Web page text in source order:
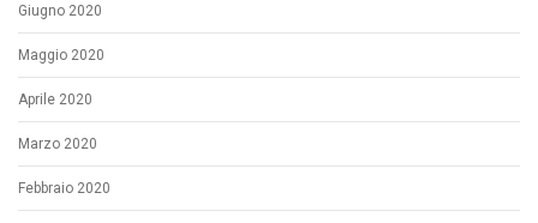
Giugno 2020
Maggio 2020
Aprile 2020
Marzo 2020
Febbraio 2020